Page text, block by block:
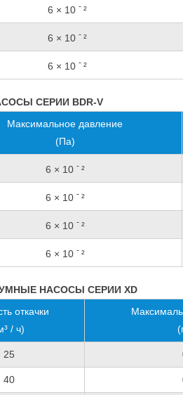
6 × 10 - ²
6 × 10 - ²
6 × 10 - ²
СЕРИИ BDR-V
Максимальное давление
(Па)
6 × 10 - ²
6 × 10 - ²
6 × 10 - ²
6 × 10 - ²
НАСОСЫ СЕРИИ XD
откачки
/ ч)
25
40